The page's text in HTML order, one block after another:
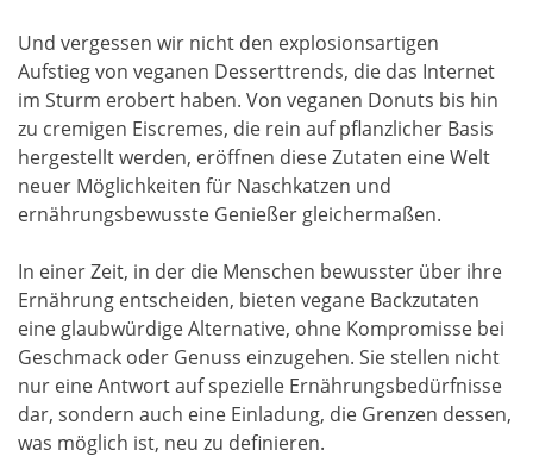
Und vergessen wir nicht den explosionsartigen
Aufstieg von veganen Desserttrends, die das Internet
im Sturm erobert haben. Von veganen Donuts bis hin
zu cremigen Eiscremes, die rein auf pflanzlicher Basis
hergestellt werden, eröffnen diese Zutaten eine Welt
neuer Möglichkeiten für Naschkatzen und
ernährungsbewusste Genießer gleichermaßen.
In einer Zeit, in der die Menschen bewusster über ihre
Ernährung entscheiden, bieten vegane Backzutaten
eine glaubwürdige Alternative, ohne Kompromisse bei
Geschmack oder Genuss einzugehen. Sie stellen nicht
nur eine Antwort auf spezielle Ernährungsbedürfnisse
dar, sondern auch eine Einladung, die Grenzen dessen,
was möglich ist, neu zu definieren.